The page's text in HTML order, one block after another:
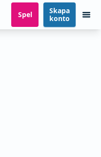
Spel
Skapa
konto